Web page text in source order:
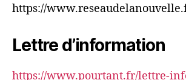
https://
Lettre d’information
https://www.pourtant.fr/lettre-